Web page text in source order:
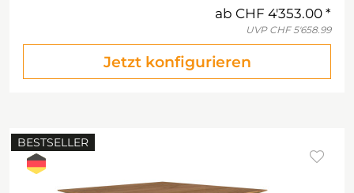
ab CHF 4'353.00
UVP CHF 5'658.99
Jetzt konfigurieren
BESTSELLER